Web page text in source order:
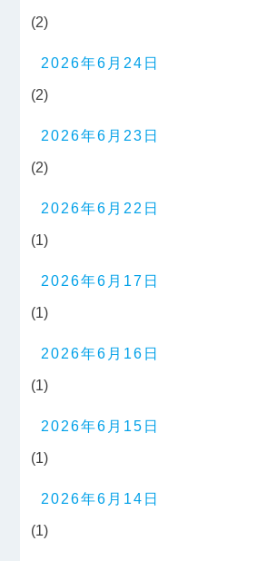
(2)
2026年6月24日
(2)
2026年6月23日
(2)
2026年6月22日
(1)
2026年6月17日
(1)
2026年6月16日
(1)
2026年6月15日
(1)
2026年6月14日
(1)